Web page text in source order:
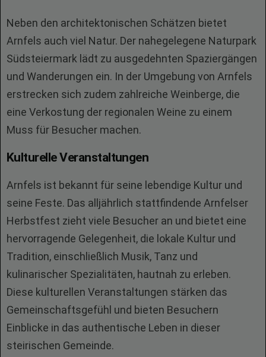
Neben den architektonischen Schätzen bietet
Arnfels auch viel Natur. Der nahegelegene Naturpark
Südsteiermark lädt zu ausgedehnten Spaziergängen
und Wanderungen ein. In der Umgebung von Arnfels
erstrecken sich zudem zahlreiche Weinberge, die
eine Verkostung der regionalen Weine zu einem
Muss für Besucher machen.
Kulturelle Veranstaltungen
Arnfels ist bekannt für seine lebendige Kultur und
seine Feste. Das alljährlich stattfindende Arnfelser
Herbstfest zieht viele Besucher an und bietet eine
hervorragende Gelegenheit, die lokale Kultur und
Tradition, einschließlich Musik, Tanz und
kulinarischer Spezialitäten, hautnah zu erleben.
Diese kulturellen Veranstaltungen stärken das
Gemeinschaftsgefühl und bieten Besuchern
Einblicke in das authentische Leben in dieser
steirischen Gemeinde.